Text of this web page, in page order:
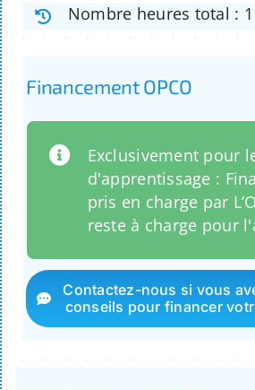
Nombre heures total :
Financement OPCO
Exclusivement pour
d'apprentissage :
pris en charge par
reste à charge pour
Contactez-nous si vous
conseils pour financer